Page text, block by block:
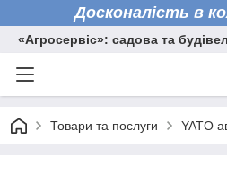
Досконалість в
«Агросервіс»: садова та
Товари та послуги YATO